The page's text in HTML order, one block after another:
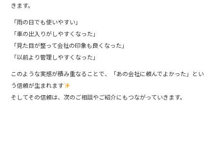
きます。
「雨の日でも使いやすい」
「車の出入りがしやすくなった」
「見た目が整って会社の印象も良くなった」
「以前より管理しやすくなった」
このような実感が積み重なることで、「あの会社に頼んでよかった」とい
う信頼が生まれます
そしてその信頼は、次のご相談やご紹介にもつながっていきます。